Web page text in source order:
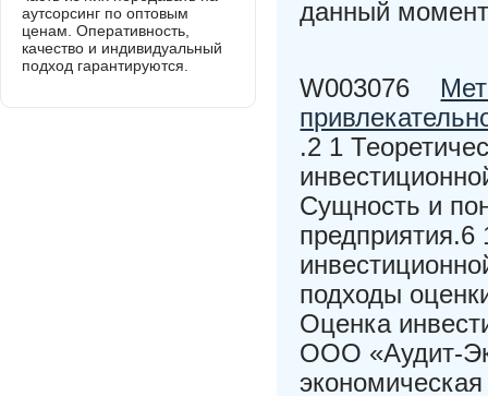
данный
W003076
.2 1
Сущность и
подходы
Оценка
ООО «Аудит-
аутсорсинг по оптовым
ценам. Оперативность,
качество и индивидуальный
подход гарантируются.